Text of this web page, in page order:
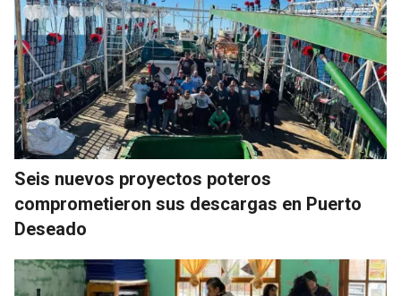
Seis nuevos proyectos poteros
comprometieron sus descargas en Puerto
Deseado